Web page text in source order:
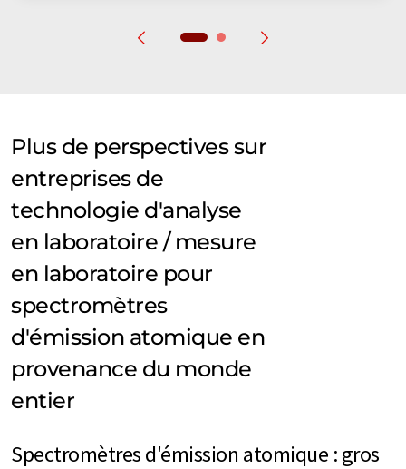
Plus de perspectives sur
entreprises de
technologie d'analyse
en laboratoire / mesure
en laboratoire pour
spectromètres
d'émission atomique en
provenance du monde
entier
Spectromètres d'émission atomique : gros